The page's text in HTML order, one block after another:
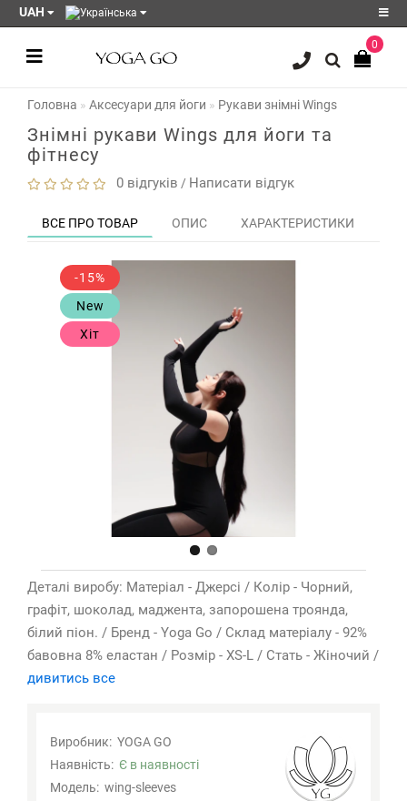
UAH
Реєстрація
Авторизація
Акції
закладки
0
Головна Аксесуари для йоги Рукави знімні Wings
Знімні рукави Wings для йоги та
фітнесу
0 відгуків / Написати відгук
ВСЕ ПРО ТОВАР ОПИС ХАРАКТЕРИСТИКИ
-15%
New
Хіт
Деталі виробу: Матеріал - Джерсі / Колір - Чорний,
графіт, шоколад, маджента, запорошена троянда,
білий піон. / Бренд - Yoga Go / Склад матеріалу - 92%
бавовна 8% еластан / Розмір - XS-L / Стать - Жіночий /
дивитись все
Виробник: YOGA GO
Наявність: Є в наявності
Модель: wing-sleeves